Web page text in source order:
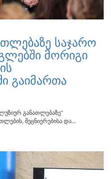
საჯარო
მორიგი
გაიმართა
განათლებაზე“
მეცნიერებისა და...